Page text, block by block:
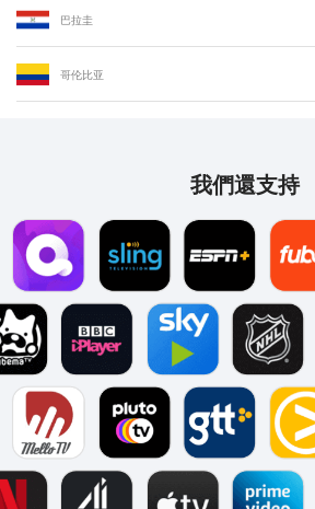
巴拉圭
哥伦比亚
我們還支持